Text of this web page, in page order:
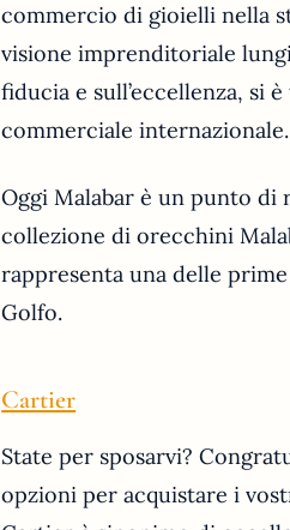
commercio di gioielli nella
visione imprenditoriale
fiducia e sull’eccellenza, si
commerciale internazionale.
Oggi Malabar è un punto di
collezione di orecchini
rappresenta una delle
Golfo.
Cartier
State per sposarvi?
opzioni per acquistare i